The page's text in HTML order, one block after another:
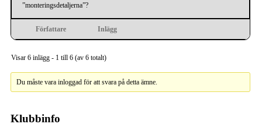
”monteringsdetaljerna”?
Författare Inlägg
Visar 6 inlägg - 1 till 6 (av 6 totalt)
Du måste vara inloggad för att svara på detta ämne.
Klubbinfo